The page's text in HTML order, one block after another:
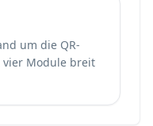
um die QR-
vier Module breit